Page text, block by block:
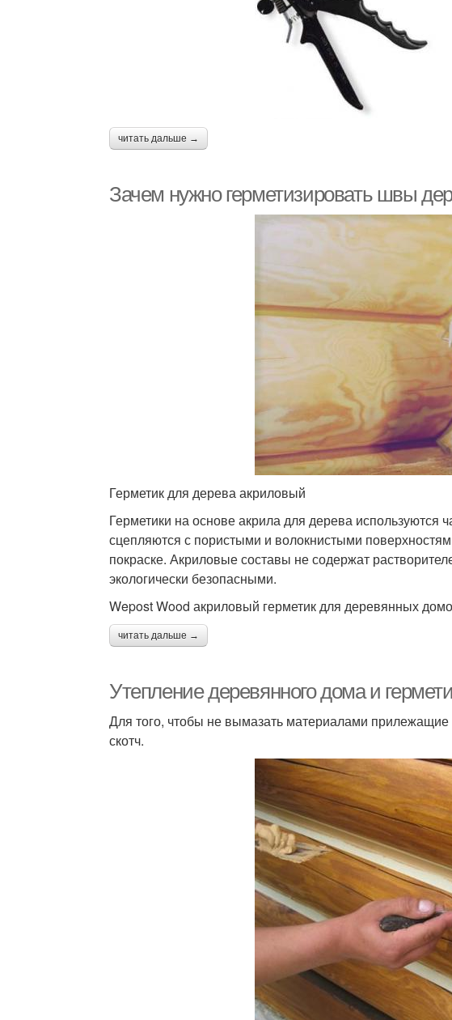
читать дальше →
Зачем нужно герметизировать швы
Герметик для дерева акриловый
Герметики на основе акрила для дерева
сцепляются с пористыми и волокнистыми
покраске. Акриловые составы не содержат
экологически безопасными.
Wepost Wood акриловый герметик для деревянных
читать дальше →
Утепление деревянного дома и
Для того, чтобы не вымазать материалами
скотч.